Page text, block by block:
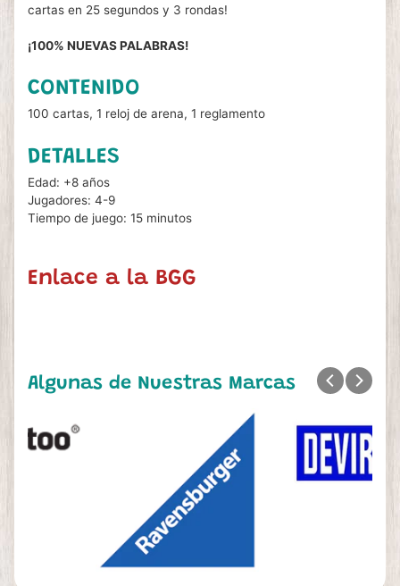
cartas en 25 segundos y 3 rondas!
¡100% NUEVAS PALABRAS!
CONTENIDO
100 cartas, 1 reloj de arena, 1 reglamento
DETALLES
Edad: +8 años
Jugadores: 4-9
Tiempo de juego: 15 minutos
Enlace a la BGG
Algunas de Nuestras Marcas